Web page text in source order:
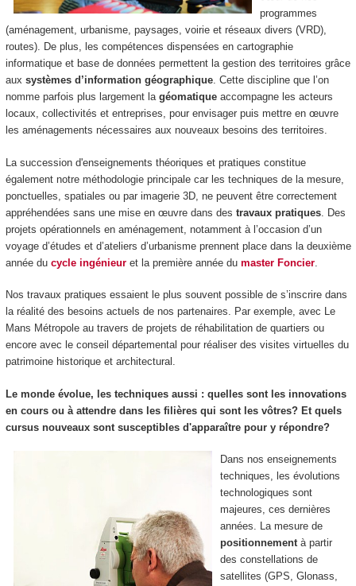
programmes
(aménagement, urbanisme, paysages, voirie et réseaux divers (VRD),
routes). De plus, les compétences dispensées en cartographie
informatique et base de données permettent la gestion des territoires grâce
aux systèmes d’information géographique. Cette discipline que l’on
nomme parfois plus largement la géomatique accompagne les acteurs
locaux, collectivités et entreprises, pour envisager puis mettre en œuvre
les aménagements nécessaires aux nouveaux besoins des territoires.
La succession d'enseignements théoriques et pratiques constitue
également notre méthodologie principale car les techniques de la mesure,
ponctuelles, spatiales ou par imagerie 3D, ne peuvent être correctement
appréhendées sans une mise en œuvre dans des travaux pratiques. Des
projets opérationnels en aménagement, notamment à l’occasion d’un
voyage d’études et d’ateliers d’urbanisme prennent place dans la deuxième
année du cycle ingénieuret la première année du master Foncier.
Nos travaux pratiques essaient le plus souvent possible de s’inscrire dans
la réalité des besoins actuels de nos partenaires. Par exemple, avec Le
Mans Métropole au travers de projets de réhabilitation de quartiers ou
encore avec le conseil départemental pour réaliser des visites virtuelles du
patrimoine historique et architectural.
Le monde évolue, les techniques aussi : quelles sont les innovations
en cours ou à attendre dans les filières qui sont les vôtres? Et quels
cursus nouveaux sont susceptibles d'apparaître pour y répondre?
Dans nos enseignements
techniques, les évolutions
technologiques sont
majeures, ces dernières
années. La mesure de
positionnement à partir
des constellations de
satellites (GPS, Glonass,